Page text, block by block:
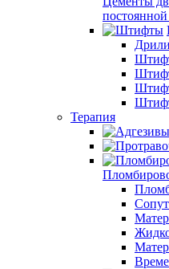
Терапия